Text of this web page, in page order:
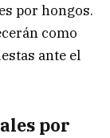
por hongos.
como
ante el
por